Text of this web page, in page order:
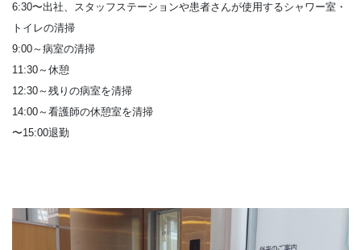
6:30〜出社、スタッフステーションや患者さんが使用するシャワー室・
トイレの清掃
9:00～病室の清掃
11:30～休憩
12:30～残りの病室を清掃
14:00～看護師の休憩室を清掃
〜15:00退勤